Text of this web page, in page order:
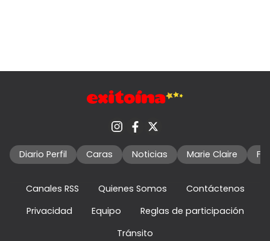
Diario Perfil Caras Noticias Marie Claire
Canales RSS Quienes Somos
Contáctenos
Privacidad
Equipo
Reglas de participación
Tránsito